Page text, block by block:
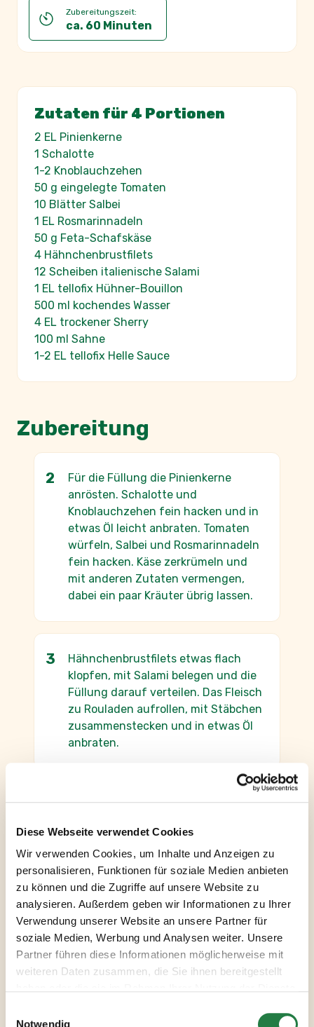
Diese Webseite verwendet Cookies
Wir verwenden Cookies, um Inhalte und Anzeigen zu
personalisieren, Funktionen für soziale Medien anbieten
zu können und die Zugriffe auf unsere Website zu
analysieren. Außerdem geben wir Informationen zu Ihrer
Verwendung unserer Website an unsere Partner für
soziale Medien, Werbung und Analysen weiter. Unsere
Partner führen diese Informationen möglicherweise mit
weiteren Daten zusammen, die Sie ihnen bereitgestellt
Notwendig
Zubereitungszeit:
ca. 60 Minuten
Zutaten für 4 Portionen
2 EL Pinienkerne
1 Schalotte
1-2 Knoblauchzehen
50 g eingelegte Tomaten
10 Blätter Salbei
1 EL Rosmarinnadeln
50 g Feta-Schafskäse
4 Hähnchenbrustfilets
12 Scheiben italienische Salami
1 EL tellofix Hühner-Bouillon
500 ml kochendes Wasser
4 EL trockener Sherry
100 ml Sahne
1-2 EL tellofix Helle Sauce
Zubereitung
Für die Füllung die Pinienkerne
anrösten. Schalotte und
Knoblauchzehen fein hacken und in
etwas Öl leicht anbraten. Tomaten
würfeln, Salbei und Rosmarinnadeln
fein hacken. Käse zerkrümeln und
mit anderen Zutaten vermengen,
dabei ein paar Kräuter übrig lassen.
Hähnchenbrustfilets etwas flach
klopfen, mit Salami belegen und die
Füllung darauf verteilen. Das Fleisch
zu Rouladen aufrollen, mit Stäbchen
zusammenstecken und in etwas Öl
anbraten.
Die tellofix Hühner-Bouillon mit dem
damit ablöschen. Sherry und Sahne
einrühren. Abgedeckt 30 Minuten
garen, dann Fleisch herausnehmen
und die Sauce pürieren,
abschmecken und tellofix Helle
Sauce einrühren, kurz aufkochen
lassen. Mit übrigen Kräutern
anrichten. Dazu passen Tagliatelle
oder Reis.